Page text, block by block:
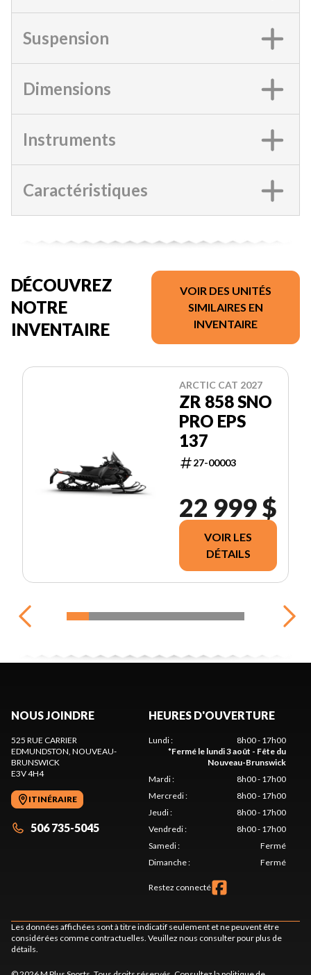
Suspension
Dimensions
Instruments
Caractéristiques
DÉCOUVREZ
NOTRE
INVENTAIRE
VOIR DES UNITÉS
SIMILAIRES EN
INVENTAIRE
ARCTIC CAT 2027
ZR 858 SNO
PRO EPS
137
27-00003
22 999 $
VOIR LES
DÉTAILS
NOUS JOINDRE
525 RUE CARRIER
EDMUNDSTON , NOUVEAU-
BRUNSWICK
E3V 4H4
ITINÉRAIRE
506 735-5045
HEURES D'OUVERTURE
Lundi:
8h00 - 17h00
*Fermé le lundi 3 août - Fête du
Nouveau-Brunswick
Mardi:
8h00 - 17h00
Mercredi:
8h00 - 17h00
Jeudi:
8h00 - 17h00
Vendredi:
8h00 - 17h00
Samedi:
Fermé
Dimanche: Fermé
Restez connecté
Les données affichées sont à titre indicatif seulement et ne peuvent être
considérées comme contractuelles. Veuillez nous consulter pour plus de
détails.